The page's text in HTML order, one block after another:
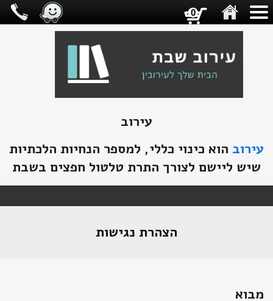
עירוב
עירוב הוא כינוי כללי, למספר הנחיות הלכתיות
שיש ליישם לצורך התרת טלטול חפצים בשבת
הצהרת נגישות
מבוא
0